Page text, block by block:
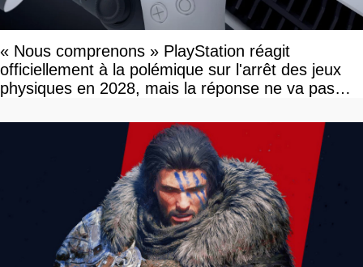
« Nous comprenons » PlayStation réagit
officiellement à la polémique sur l'arrêt des jeux
physiques en 2028, mais la réponse ne va pas